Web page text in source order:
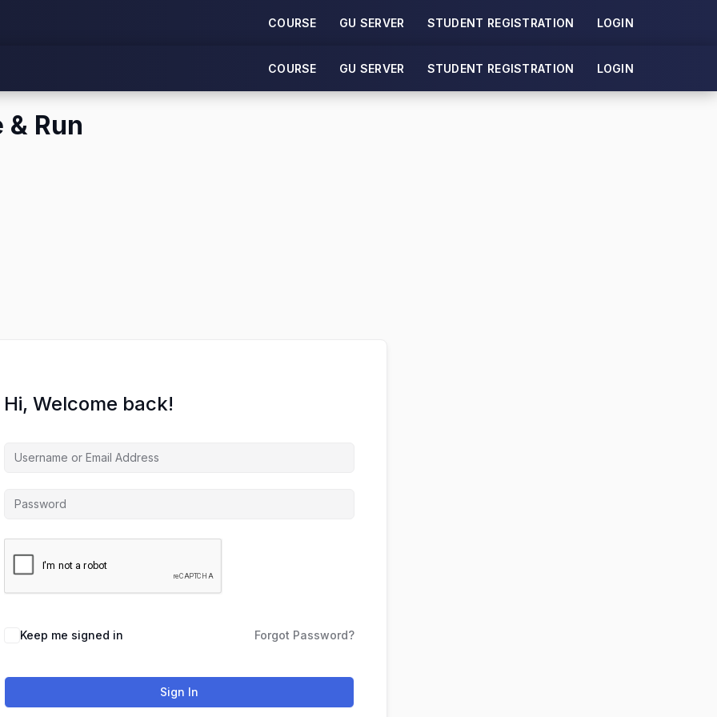
COURSE GU SERVER STUDENT REGISTRATION LOGIN
COURSE GU SERVER STUDENT REGISTRATION LOGIN
& Run
Hi, Welcome back!
Keep me signed in Forgot Password?
Sign In